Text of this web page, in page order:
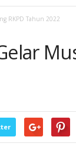
RKPD Tahun 2022